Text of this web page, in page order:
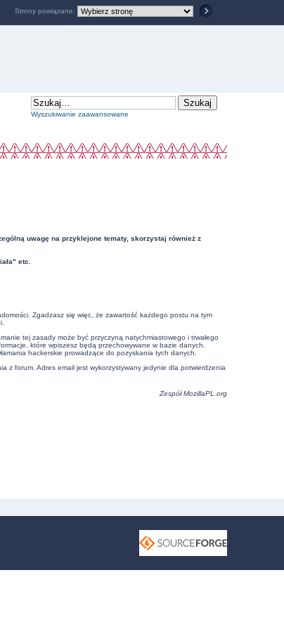
Wyszukiwanie zaawansowane
uwagę na przyklejone tematy, skorzystaj również z
etc.
Zgadzasz się więc, że zawartość każdego postu na tym
tej zasady może być przyczyną natychmiastowego i trwałego
które wpiszesz będą przechowywane w bazie danych.
hackerskie prowadzące do pozyskania tych danych.
z forum. Adres email jest wykorzystywany jedynie dla potwierdzenia
ZespółMozillaPL.org
Strony powiązane: